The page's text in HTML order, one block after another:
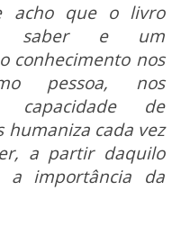
acho que o livro
saber e um
conhecimento nos
pessoa, nos
capacidade de
humaniza cada vez
a partir daquilo
a importância da